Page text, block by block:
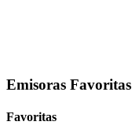
Emisoras Favoritas
Favoritas